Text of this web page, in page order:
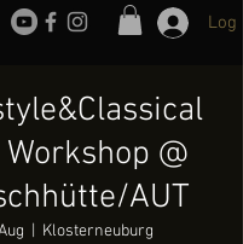
Log
@
AUT
Klosterneuburg